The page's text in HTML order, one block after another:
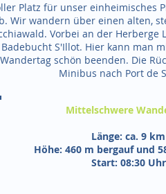
Platz für unser einheimisches
Wir wandern über einen alten,
Vorbei an der Herberge
S'Illot. Hier kann man
schön beenden. Die
Minibus nach Port de
Mittelschwere
Länge: ca. 9 km
Höhe: 460 m bergauf und
Start: 08:30 Uhr